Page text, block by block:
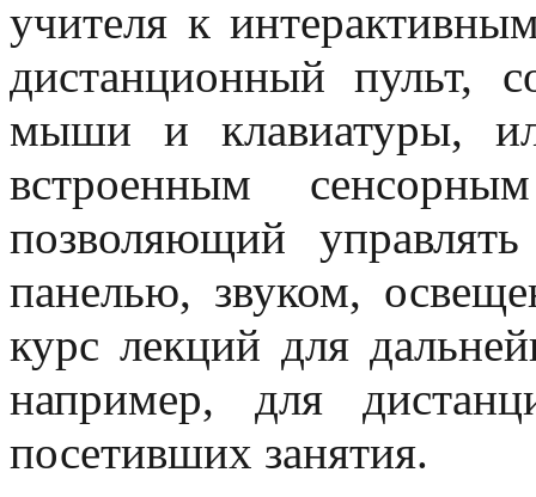
учителя к
дистанционный пульт,
мыши и клавиатуры,
встроенным
позволяющий
панелью, звуком,
курс лекций для
например, для
посетивших занятия.